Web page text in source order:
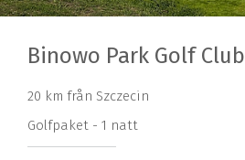
Binowo Park Golf Club
20 km från Szczecin
Golfpaket - 1 natt